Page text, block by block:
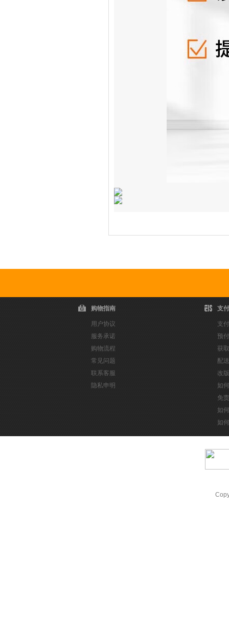
购物指南
用户协议
服务承诺
购物流程
常见问题
联系客服
隐私申明
支
支
预
获
配
改
如
免
如
如